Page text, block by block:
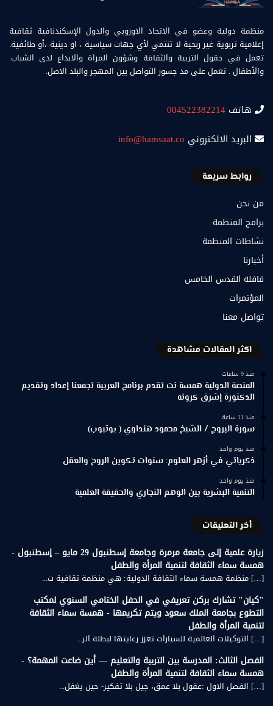
منظمة دولية وعضو في الاتحاد الاوروبي والدول الإسكندنافية ثقافية
إعلامية تربوية غير ربحية لا تنتمي لأي جهات سياسية ، او دينية ،أو طائفية.
تعمل في حقول التربية والثقافة وشؤون المراة والابداع لدى الشباب.
والأطفال . تعمل على مد جسور التواصل بين المهجر والبلد الاصل.
هاتف 004522382214
البريد الالكتروني info@hamsaat.co
روابط سريعة
من نحن
برامج المنظمة
نشاطات المنظمة
أخبارنا
قافلة القدس الخامس
المؤتمرات
تواصل معنا
اكثر المقالات مشاهدة
منذ 9 ساعات
المنصة الدولية همسة نت تقدم برنامج العربية تجمعنا إعداد وتقديم
الدكتورة إشرق كرونه
منذ 11 ساعة
سورة البروج / الشيخ محمود هنداوي ( يوتيوب)
منذ يوم واحد
ذكرياتي في أزهر العلوم: سنوات تكوين الروح والعقل
منذ يوم واحد
التنمية البشرية بين الوهم التجاري والحقيقة العلمية
أخر التعليقات
زيارة علمية إلى جامعة مرمرة وجامعة إسطنبول 29 مايو – إسطنبول -
همسة سماء الثقافة لتنمية المرأة والطفل
[…] منظمة همسة سماء الثقافة الدولية: هي منظمة ثقافية ت...
"كيان" تشارك بركن تعريفي في الحفل الختامي السنوي لمكتب
التطوع بجامعة الملك سعود ويتم تكريمها - همسة سماء الثقافة
لتنمية المرأة والطفل
[…] التوكيلات العالمية للسيارات تعزز رعايتها لبطلة الر...
الفصل الثالث: المدرسة بين التربية والتعليم — أين ضاعت المهمة؟ -
همسة سماء الثقافة لتنمية المرأة والطفل
[…] الفصل الاول :عقول بلا عمق، جيل بلا تفكير- حين يغفل...